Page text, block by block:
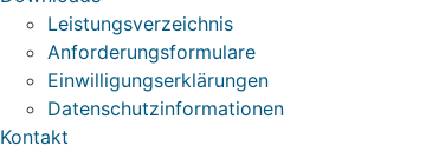
Leistungsverzeichnis
Anforderungsformulare
Einwilligungserklärungen
Datenschutzinformationen
Kontakt